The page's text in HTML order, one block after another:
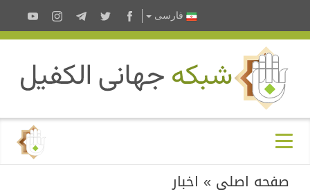
فارسى
صفحه اصلی » اخبار